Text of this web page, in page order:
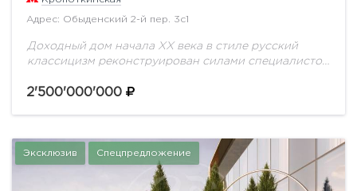
Адрес: Обыденский 2-й пер. 3с1
Доходный дом начала ХХ века в стиле русский
классицизм реконструирован силами специалистов
архитектором К. В. Гладких в 1997 году.Фасад
2'500'000'000
Эксклюзив Спецпредложение